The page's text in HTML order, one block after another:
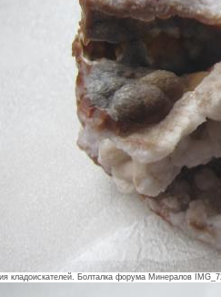
кладоискателей. Болталка форума Минералов